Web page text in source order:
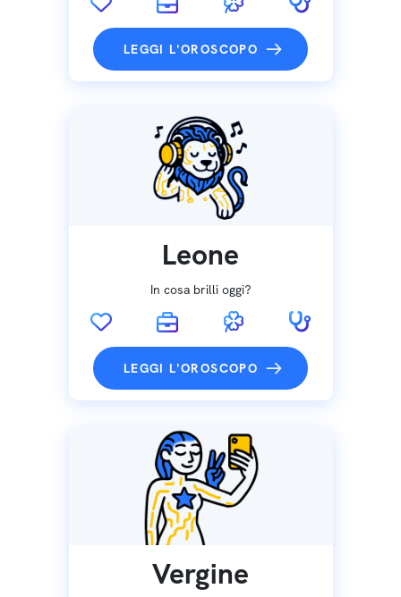
LEGGI L'OROSCOPO
Leone
In cosa brilli oggi?
LEGGI L'OROSCOPO
Vergine